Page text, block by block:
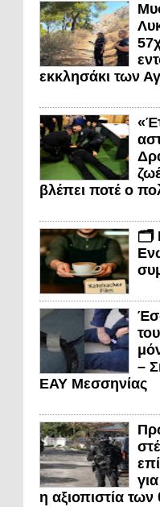
εκκλησάκι των
βλέπει ποτέ ο
🗂️
–
ΕΑΥ Μεσσηνίας
η αξιοπιστία